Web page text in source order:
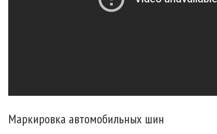
Маркировка автомобильных шин